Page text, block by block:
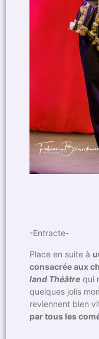
-Entracte-
Place en suite à
consacrée aux
land Théâtre qui
quelques jolis
reviennent bien
par tous les